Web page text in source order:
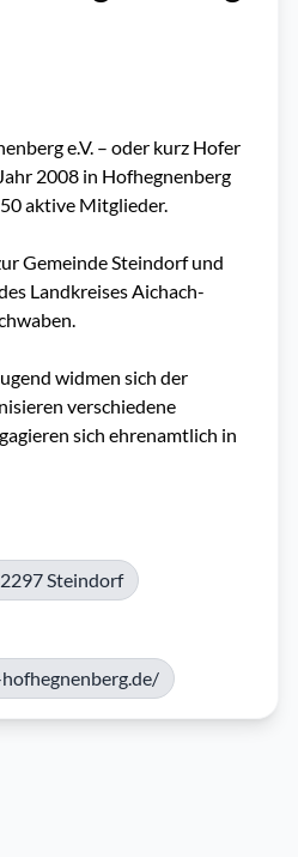
e.V. – oder kurz Hofer
2008 in Hofhegnenberg
aktive Mitglieder.
Gemeinde Steindorf und
Landkreises Aichach-
widmen sich der
verschiedene
sich ehrenamtlich in
Steindorf